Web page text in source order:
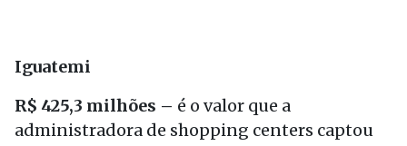
Iguatemi
R$ 425,3 milhões – é o valor que a
administradora de shopping centers captou